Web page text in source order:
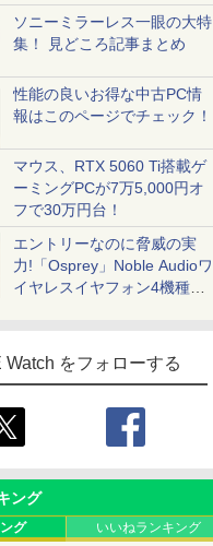
ソニーミラーレス一眼の大特
集！ 見どころ記事まとめ
性能の良いお得な中古PC情
報はこのページでチェック！
マウス、RTX 5060 Ti搭載ゲ
ーミングPCが7万5,000円オ
フで30万円台！
エントリーなのに脅威の実
力!「Osprey」Noble Audioワ
イヤレスイヤフォン4機種を
Watch をフォローする
ング
グ いいねランキング